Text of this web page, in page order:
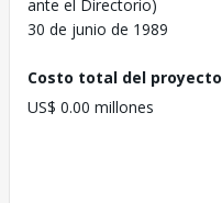
ante el Directorio)
30 de junio de 1989
Costo total del proyecto
US$ 0.00 millones